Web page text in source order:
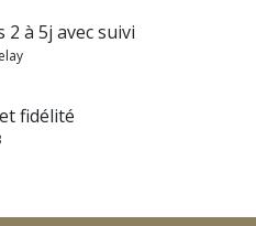
à 5j avec suivi
fidélité